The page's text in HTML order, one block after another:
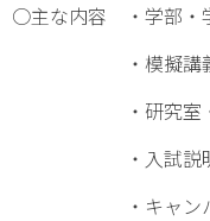
○主な内容 ・学部・
・模擬講
・研究室・実
・入試説
・キャンパ